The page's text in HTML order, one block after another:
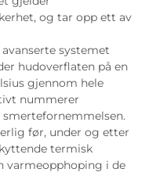
og tar opp ett av
systemet
hudoverflaten på en
gjennom hele
nummerer
før, under og etter
termisk
varmeopphoping i de